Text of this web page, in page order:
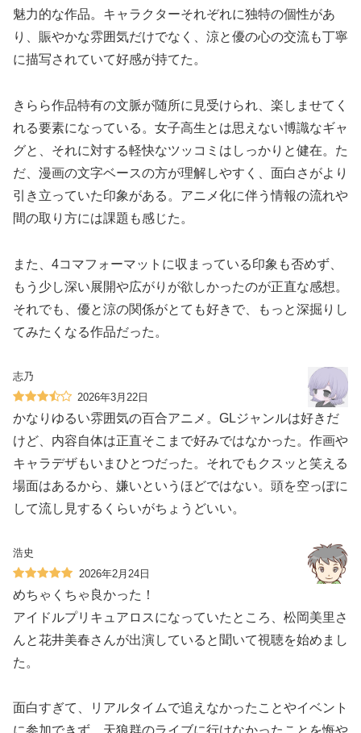
魅力的な作品。キャラクターそれぞれに独特の個性があ
り、賑やかな雰囲気だけでなく、涼と優の心の交流も丁寧
に描写されていて好感が持てた。
きらら作品特有の文脈が随所に見受けられ、楽しませてく
れる要素になっている。女子高生とは思えない博識なギャ
グと、それに対する軽快なツッコミはしっかりと健在。た
だ、漫画の文字ベースの方が理解しやすく、面白さがより
引き立っていた印象がある。アニメ化に伴う情報の流れや
間の取り方には課題も感じた。
また、4コマフォーマットに収まっている印象も否めず、
もう少し深い展開や広がりが欲しかったのが正直な感想。
それでも、優と涼の関係がとても好きで、もっと深掘りし
てみたくなる作品だった。
志乃
2026年3月22日
かなりゆるい雰囲気の百合アニメ。GLジャンルは好きだ
けど、内容自体は正直そこまで好みではなかった。作画や
キャラデザもいまひとつだった。それでもクスッと笑える
場面はあるから、嫌いというほどではない。頭を空っぽに
して流し見するくらいがちょうどいい。
浩史
2026年2月24日
めちゃくちゃ良かった！
アイドルプリキュアロスになっていたところ、松岡美里さ
んと花井美春さんが出演していると聞いて視聴を始めまし
た。
面白すぎて、リアルタイムで追えなかったことやイベント